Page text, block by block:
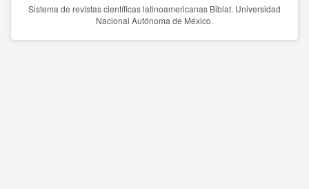
Sistema de revistas científicas latinoamericanas Biblat. Universidad
Nacional Autónoma de México.